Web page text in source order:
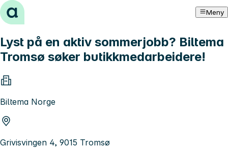
Hopp til innhold Meny
Lyst på en aktiv sommerjobb? Biltema
Tromsø søker butikkmedarbeidere!
Biltema Norge
Grivisvingen 4, 9015 Tromsø